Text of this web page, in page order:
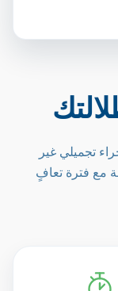
تجميلي غير
مع فترة تعافٍ